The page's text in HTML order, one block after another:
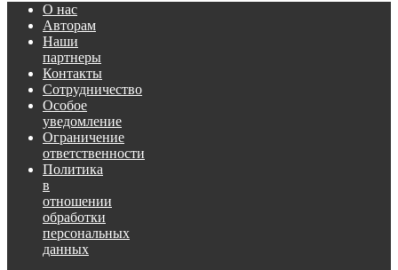
О нас
Авторам
Наши
партнеры
Контакты
Сотрудничество
Особое
уведомление
Ограничение
ответственности
Политика
в
отношении
обработки
персональных
данных